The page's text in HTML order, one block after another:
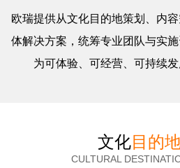
欧瑞提供从文化目的地策划、内
体解决方案，统筹专业团队与实
为可体验、可经营、可持续发
文化目的
CULTURAL